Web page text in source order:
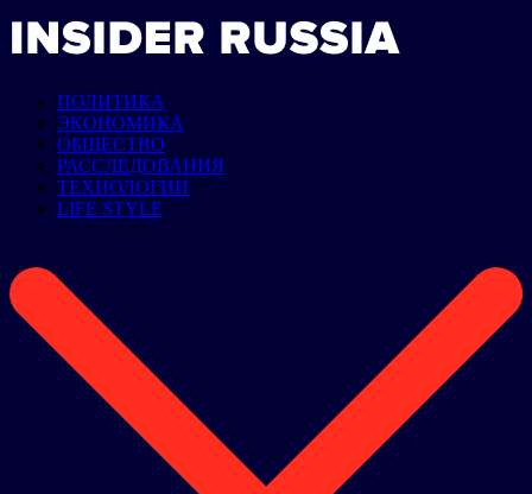
ПОЛИТИКА
ЭКОНОМИКА
ОБЩЕСТВО
РАССЛЕДОВАНИЯ
ТЕХНОЛОГИИ
LIFE STYLE